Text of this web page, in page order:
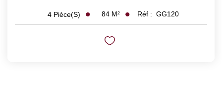
4 Pièce(s) 84 M² Réf : GG120